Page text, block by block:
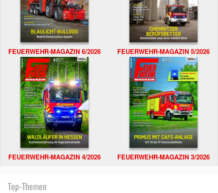
FEUERWEHR-MAGAZIN 6/2026 FEUERWEHR-MAGAZIN 5/2026
FEUERWEHR-MAGAZIN 4/2026 FEUERWEHR-MAGAZIN 3/2026
Top-Themen